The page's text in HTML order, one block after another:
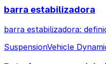
barra estabilizadora
barra estabilizadora:
SuspensionVehicle